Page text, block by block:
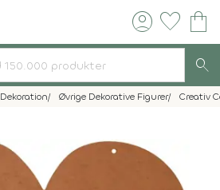
account_circle favorite shopping_bag
search
Dekoration Øvrige Dekorative Figurer Creativ